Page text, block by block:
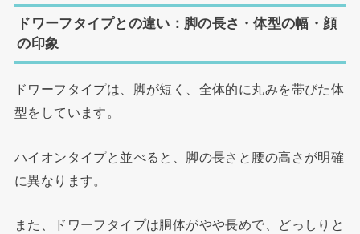
ドワーフタイプとの違い：脚の長さ・体型の幅・顔
の印象
ドワーフタイプは、脚が短く、全体的に丸みを帯びた体
型をしています。
ハイオンタイプと並べると、脚の長さと腰の高さが明確
に異なります。
また、ドワーフタイプは胴体がやや長めで、どっしりと